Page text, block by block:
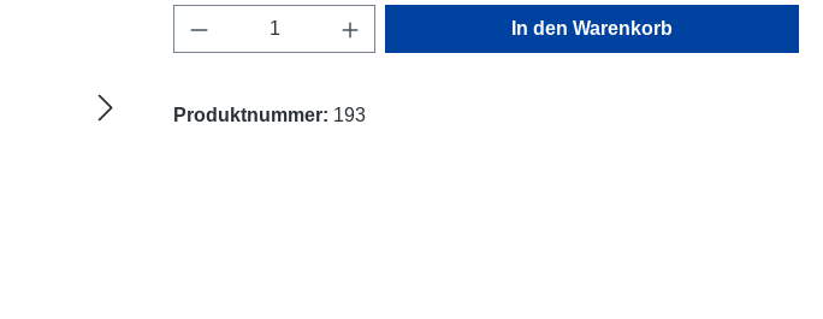
Produkt Anzahl: Gib den gewünschten Wert ein
In den Warenkorb
Produktnummer: 193